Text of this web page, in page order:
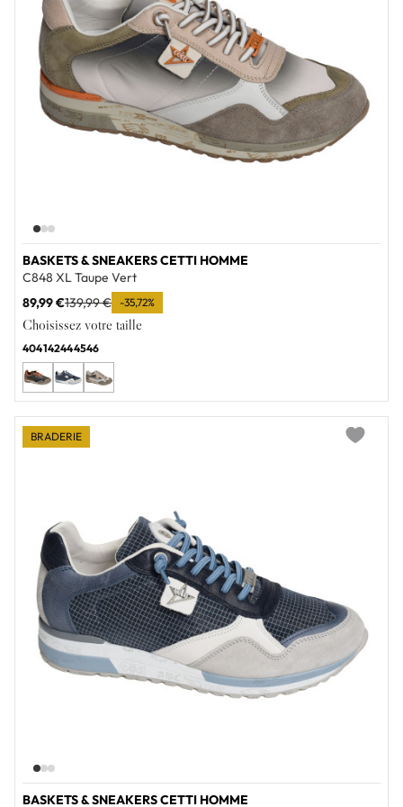
BASKETS & SNEAKERS CETTI HOMME
C848 XL Taupe Vert
89,99 €139,99 € -35,72%
Choisissez votre taille
404142444546
BASKETS & SNEAKERS CETTI HOMME
BRADERIE